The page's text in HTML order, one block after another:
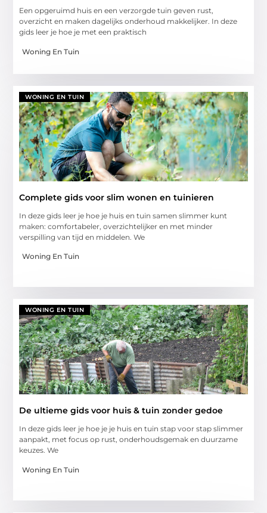
Een opgeruimd huis en een verzorgde tuin geven rust,
overzicht en maken dagelijks onderhoud makkelijker. In deze
gids leer je hoe je met een praktisch
Woning En Tuin
WONING EN TUIN
Complete gids voor slim wonen en tuinieren
In deze gids leer je hoe je huis en tuin samen slimmer kunt
maken: comfortabeler, overzichtelijker en met minder
verspilling van tijd en middelen. We
Woning En Tuin
WONING EN TUIN
De ultieme gids voor huis & tuin zonder gedoe
In deze gids leer je hoe je je huis en tuin stap voor stap slimmer
aanpakt, met focus op rust, onderhoudsgemak en duurzame
keuzes. We
Woning En Tuin